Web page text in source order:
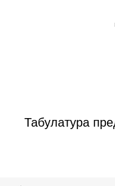
Табулатура